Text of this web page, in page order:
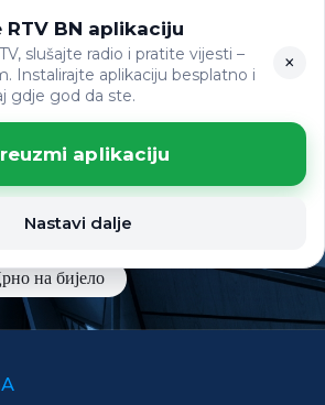
LAT
RTV BN aplikaciju
slušajte radio i pratite vijesti –
Instalirajte aplikaciju besplatno i
gdje god da ste.
×
aplikaciju
Nastavi dalje
на бијело